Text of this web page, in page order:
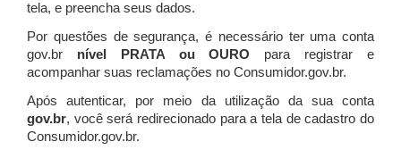
tela, e preencha seus dados.
Por questões de segurança, é necessário ter uma conta
gov.br nível PRATA ou OURO para registrar e
acompanhar suas reclamações no Consumidor.gov.br.
Após autenticar, por meio da utilização da sua conta
gov.br, você será redirecionado para a tela de cadastro do
Consumidor.gov.br.